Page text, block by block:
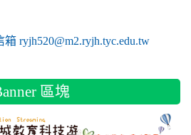
NoExamImitate_TL/
ryjh520@m2.ryjh.tyc.edu.tw
區塊